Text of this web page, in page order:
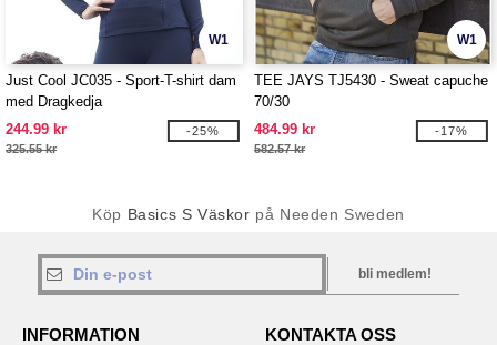
W1
Just Cool JC035 - Sport-T-shirt dam
med Dragkedja
244.99 kr
325.55 kr
-25%
W1
TEE JAYS TJ5430 - Sweat capuche
70/30
484.99 kr
582.57 kr
-17%
Köp Basics S Väskor på Needen Sweden
bli medlem!
INFORMATION KONTAKTA OSS